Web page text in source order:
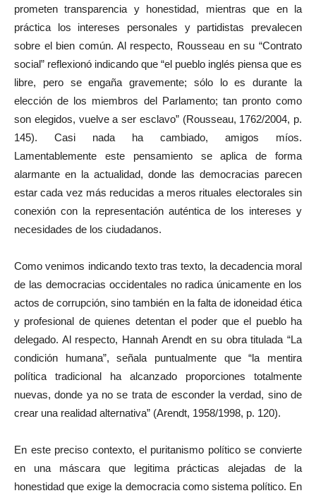
prometen transparencia y honestidad, mientras que en la
práctica los intereses personales y partidistas prevalecen
sobre el bien común. Al respecto, Rousseau en su “Contrato
social” reflexionó indicando que “el pueblo inglés piensa que es
libre, pero se engaña gravemente; sólo lo es durante la
elección de los miembros del Parlamento; tan pronto como
son elegidos, vuelve a ser esclavo” (Rousseau, 1762/2004, p.
145). Casi nada ha cambiado, amigos míos.
Lamentablemente este pensamiento se aplica de forma
alarmante en la actualidad, donde las democracias parecen
estar cada vez más reducidas a meros rituales electorales sin
conexión con la representación auténtica de los intereses y
necesidades de los ciudadanos.
Como venimos indicando texto tras texto, la decadencia moral
de las democracias occidentales no radica únicamente en los
actos de corrupción, sino también en la falta de idoneidad ética
y profesional de quienes detentan el poder que el pueblo ha
delegado. Al respecto, Hannah Arendt en su obra titulada “La
condición humana”, señala puntualmente que “la mentira
política tradicional ha alcanzado proporciones totalmente
nuevas, donde ya no se trata de esconder la verdad, sino de
crear una realidad alternativa” (Arendt, 1958/1998, p. 120).
En este preciso contexto, el puritanismo político se convierte
en una máscara que legitima prácticas alejadas de la
honestidad que exige la democracia como sistema político. En